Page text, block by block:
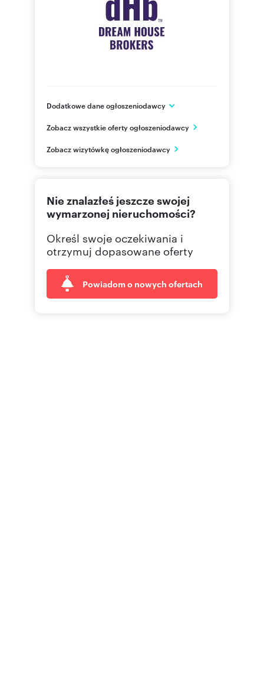
Dodatkowe dane ogłoszeniodawcy
Rzeszów
PL
Zobacz wszystkie oferty ogłoszeniodawcy
Zobacz wizytówkę ogłoszeniodawcy
Nie znalazłeś jeszcze swojej
wymarzonej nieruchomości?
Określ swoje oczekiwania i
otrzymuj dopasowane oferty
Powiadom o nowych ofertach